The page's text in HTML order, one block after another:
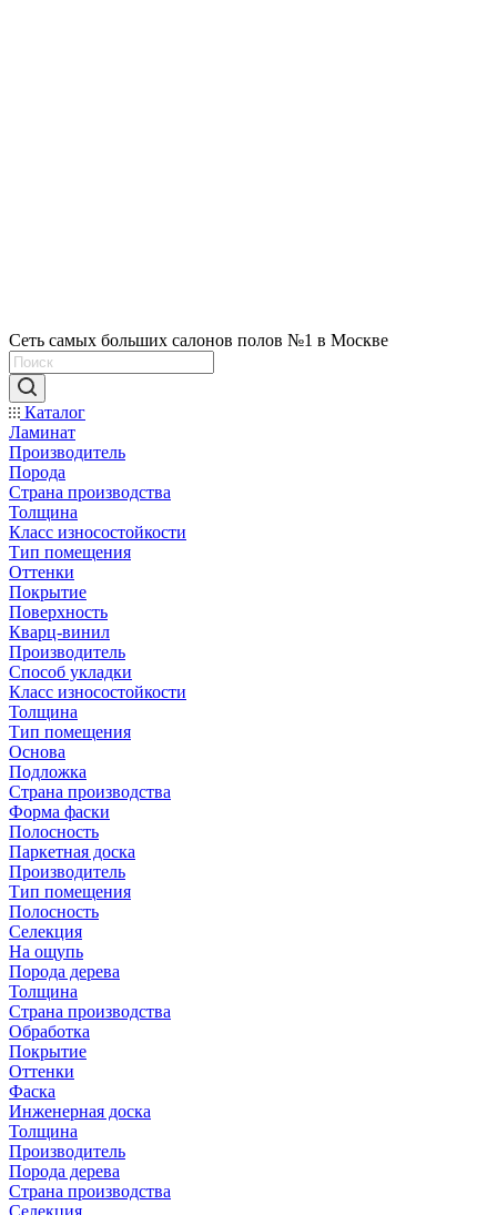
Сеть самых больших салонов полов №1 в Москве
Каталог
Ламинат
Производитель
Порода
Страна производства
Толщина
Класс износостойкости
Тип помещения
Оттенки
Покрытие
Поверхность
Кварц-винил
Производитель
Способ укладки
Класс износостойкости
Толщина
Тип помещения
Основа
Подложка
Страна производства
Форма фаски
Полосность
Паркетная доска
Производитель
Тип помещения
Полосность
Селекция
На ощупь
Порода дерева
Толщина
Страна производства
Обработка
Покрытие
Оттенки
Фаска
Инженерная доска
Толщина
Производитель
Порода дерева
Страна производства
Селекция